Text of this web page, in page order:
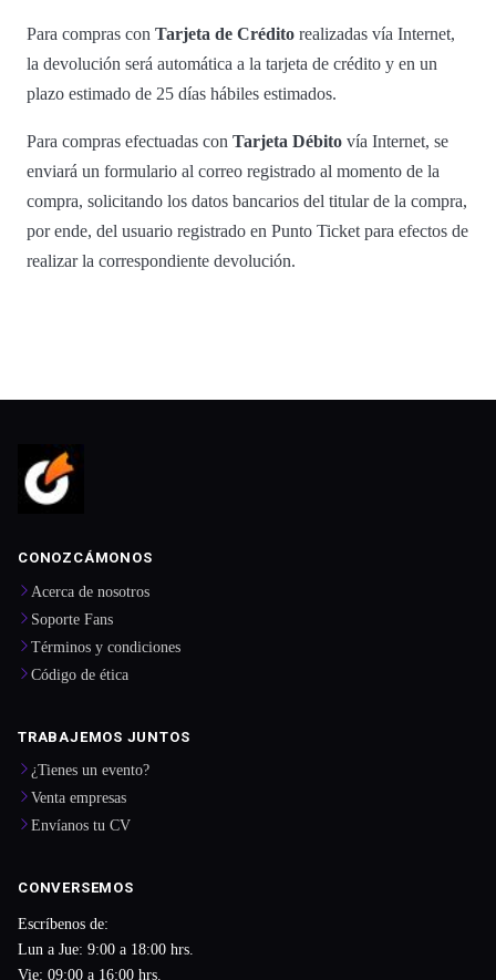
Para compras con Tarjeta de Crédito realizadas vía Internet,
la devolución será automática a la tarjeta de crédito y en un
plazo estimado de 25 días hábiles estimados.
Para compras efectuadas con Tarjeta Débito vía Internet, se
enviará un formulario al correo registrado al momento de la
compra, solicitando los datos bancarios del titular de la compra,
por ende, del usuario registrado en Punto Ticket para efectos de
realizar la correspondiente devolución.
CONOZCÁMONOS
Acerca de nosotros
Soporte Fans
Términos y condiciones
Código de ética
TRABAJEMOS JUNTOS
¿Tienes un evento?
Venta empresas
Envíanos tu CV
CONVERSEMOS
Escríbenos de:
Lun a Jue: 9:00 a 18:00 hrs.
Vie: 09:00 a 16:00 hrs.